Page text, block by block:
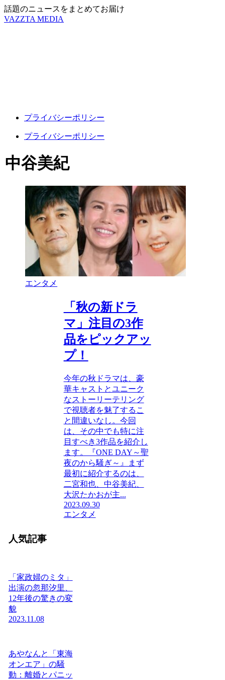
話題のニュースをまとめてお届け
VAZZTA MEDIA
プライバシーポリシー
プライバシーポリシー
中谷美紀
エンタメ
「秋の新ドラ
マ」注目の3作
品をピックアッ
プ！
今年の秋ドラマは、豪
華キャストとユニーク
なストーリーテリング
で視聴者を魅了するこ
と間違いなし。今回
は、その中でも特に注
目すべき3作品を紹介し
ます。『ONE DAY～聖
夜のから騒ぎ～』まず
最初に紹介するのは、
二宮和也、中谷美紀、
大沢たかおが主...
2023.09.30
エンタメ
人気記事
「家政婦のミタ」
出演の忽那汐里、
12年後の驚きの変
貌
2023.11.08
あやなんと「東海
オンエア」の騒
動：離婚とパニッ